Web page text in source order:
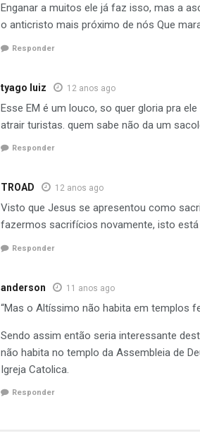
Enganar a muitos ele já faz isso, mas a
o anticristo mais próximo de nós Que
Responder
tyago luiz 12 anos ago
Esse EM é um louco, so quer gloria pra
atrair turistas. quem sabe não da um
Responder
TROAD 12 anos ago
Visto que Jesus se apresentou como
fazermos sacrifícios novamente, isto está
Responder
anderson 11 anos ago
“Mas o Altíssimo não habita em templos
Sendo assim então seria interessante
não habita no templo da Assembleia de
Igreja Catolica.
Responder